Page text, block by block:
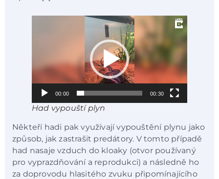
00:00 00:30
Had vypouští plyn
Někteří hadi pak využívají vypouštění plynu jako
způsob, jak zastrašit predátory. V tomto případě
had nasaje vzduch do kloaky (otvor používaný
pro vyprazdňování a reprodukci) a následně ho
za doprovodu hlasitého zvuku připomínajícího